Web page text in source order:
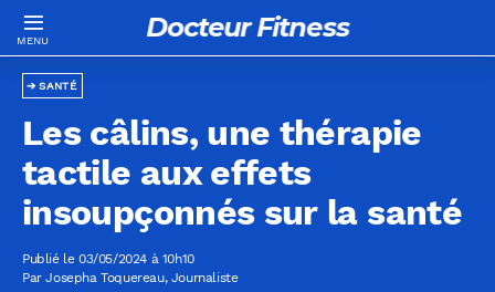
Docteur Fitness
SANTÉ
Les câlins, une thérapie
tactile aux effets
insoupçonnés sur la santé
Publié le 03/05/2024 à 10h10
ParJosepha Toquereau, Journaliste